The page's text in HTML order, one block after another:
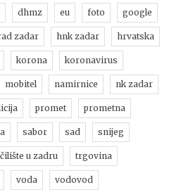
dhmz eu foto google
zadar hnk zadar hrvatska
korona koronavirus
mobitel namirnice nk zadar
promet prometna
sabor sad snijeg
u zadru trgovina
voda vodovod